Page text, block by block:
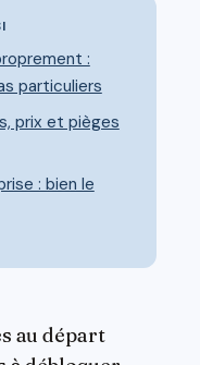
:
particuliers
prix et pièges
: bien le
au départ